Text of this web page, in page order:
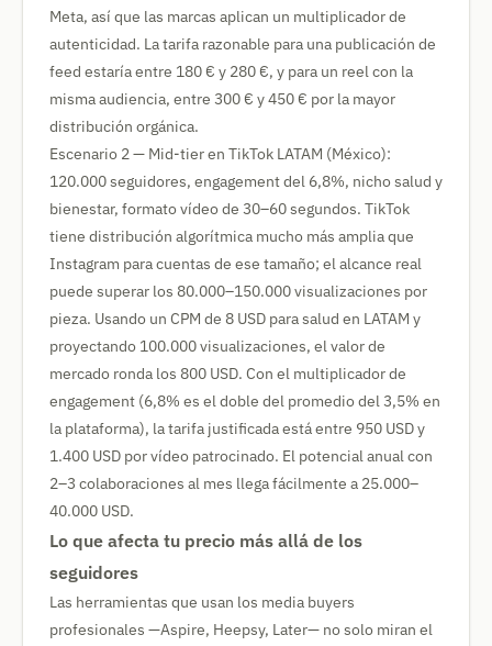
Meta, así que las marcas aplican un multiplicador de
autenticidad. La tarifa razonable para una publicación de
feed estaría entre 180 € y 280 €, y para un reel con la
misma audiencia, entre 300 € y 450 € por la mayor
distribución orgánica.
Escenario 2 — Mid-tier en TikTok LATAM (México):
120.000 seguidores, engagement del 6,8%, nicho salud y
bienestar, formato vídeo de 30–60 segundos. TikTok
tiene distribución algorítmica mucho más amplia que
Instagram para cuentas de ese tamaño; el alcance real
puede superar los 80.000–150.000 visualizaciones por
pieza. Usando un CPM de 8 USD para salud en LATAM y
proyectando 100.000 visualizaciones, el valor de
mercado ronda los 800 USD. Con el multiplicador de
engagement (6,8% es el doble del promedio del 3,5% en
la plataforma), la tarifa justificada está entre 950 USD y
1.400 USD por vídeo patrocinado. El potencial anual con
2–3 colaboraciones al mes llega fácilmente a 25.000–
40.000 USD.
Lo que afecta tu precio más allá de los
seguidores
Las herramientas que usan los media buyers
profesionales —Aspire, Heepsy, Later— no solo miran el